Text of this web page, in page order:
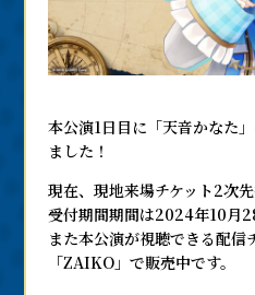
本公演1日目に「天音かなた
ました！
現在、現地来場チケット2次
受付期間期間は2024年10月
また本公演が視聴できる配信
「ZAIKO」で販売中です。